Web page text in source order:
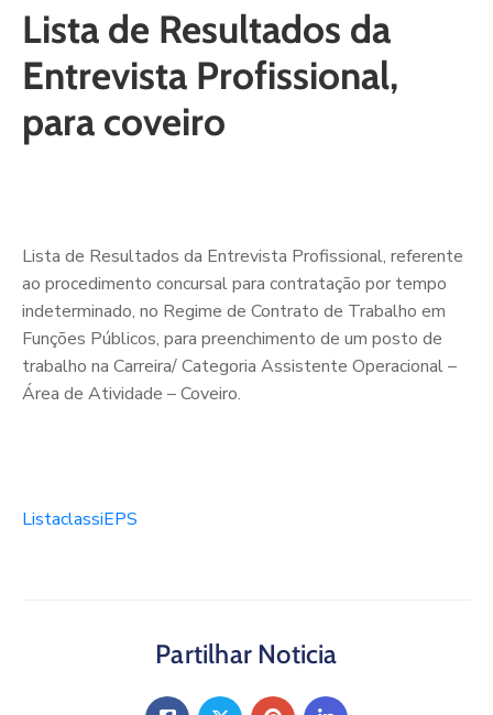
Lista de Resultados da
Entrevista Profissional,
para coveiro
Lista de Resultados da Entrevista Profissional, referente
ao procedimento concursal para contratação por tempo
indeterminado, no Regime de Contrato de Trabalho em
Funções Públicos, para preenchimento de um posto de
trabalho na Carreira/ Categoria Assistente Operacional –
Área de Atividade – Coveiro.
ListaclassiEPS
Partilhar Noticia